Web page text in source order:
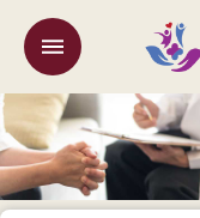
跳到主要內容區塊
機
關
簡
介
:::